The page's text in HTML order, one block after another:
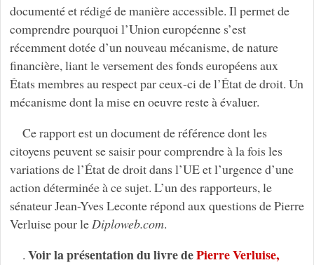
documenté et rédigé de manière accessible. Il permet de
comprendre pourquoi l’Union européenne s’est
récemment dotée d’un nouveau mécanisme, de nature
financière, liant le versement des fonds européens aux
États membres au respect par ceux-ci de l’État de droit. Un
mécanisme dont la mise en oeuvre reste à évaluer.
Ce rapport est un document de référence dont les
citoyens peuvent se saisir pour comprendre à la fois les
variations de l’État de droit dans l’UE et l’urgence d’une
action déterminée à ce sujet. L’un des rapporteurs, le
sénateur Jean-Yves Leconte répond aux questions de Pierre
Verluise pour leDiploweb.com.
. Voir la présentation du livre dePierre Verluise,